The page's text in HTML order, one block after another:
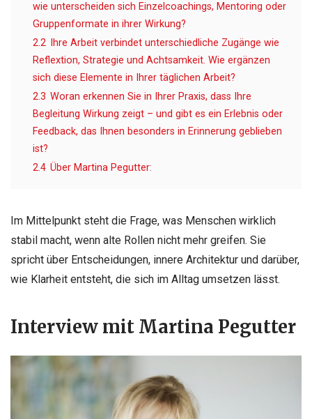
wie unterscheiden sich Einzelcoachings, Mentoring oder
Gruppenformate in ihrer Wirkung?
2.2
Ihre Arbeit verbindet unterschiedliche Zugänge wie
Reflextion, Strategie und Achtsamkeit. Wie ergänzen
sich diese Elemente in Ihrer täglichen Arbeit?
2.3 Woran erkennen Sie in Ihrer Praxis, dass Ihre
Begleitung Wirkung zeigt – und gibt es ein Erlebnis oder
Feedback, das Ihnen besonders in Erinnerung geblieben
ist?
2.4 Über Martina Pegutter:
Im Mittelpunkt steht die Frage, was Menschen wirklich
stabil macht, wenn alte Rollen nicht mehr greifen. Sie
spricht über Entscheidungen, innere Architektur und darüber,
wie Klarheit entsteht, die sich im Alltag umsetzen lässt.
Interview mit Martina Pegutter